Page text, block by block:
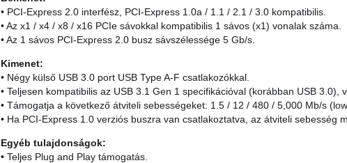
• PCI-Express 2.0 interfész, PCI-Express 1.0a / 1.1 / 2.1 / 3.0 kompatibilis.
• Az x1 / x4 / x8 / x16 PCIe sávokkal kompatibilis 1 sávos (x1) vonalak száma.
• Az 1 sávos PCI-Express 2.0 busz sávszélessége 5 Gb/s.
Kimenet:
• Négy külső USB 3.0 port USB Type A-F csatlakozókkal.
• Teljesen kompatibilis az USB 3.1 Gen 1 specifikációval (korábban USB 3.0),
• Támogatja a következő átviteli sebességeket: 1.5 / 12 / 480 / 5,000 Mb/s
• Ha PCI-Express 1.0 verziós buszra van csatlakoztatva, az átviteli sebesség
Egyéb tulajdonságok:
• Teljes Plug and Play támogatás.